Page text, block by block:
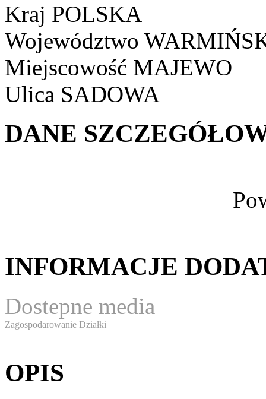
Kraj POLSKA
Województwo
Miejscowość MAJEWO
Ulica SADOWA
DANE
INFORMACJE
Dostepne media
Zagospodarowanie Działki
OPIS